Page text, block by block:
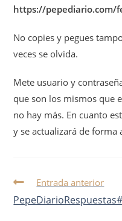
https://pepediario.com/
No copies y pegues
veces se olvida.
Mete usuario y
que son los mismos que
no hay más. En cuanto
y se actualizará de forma
Entrada anterior